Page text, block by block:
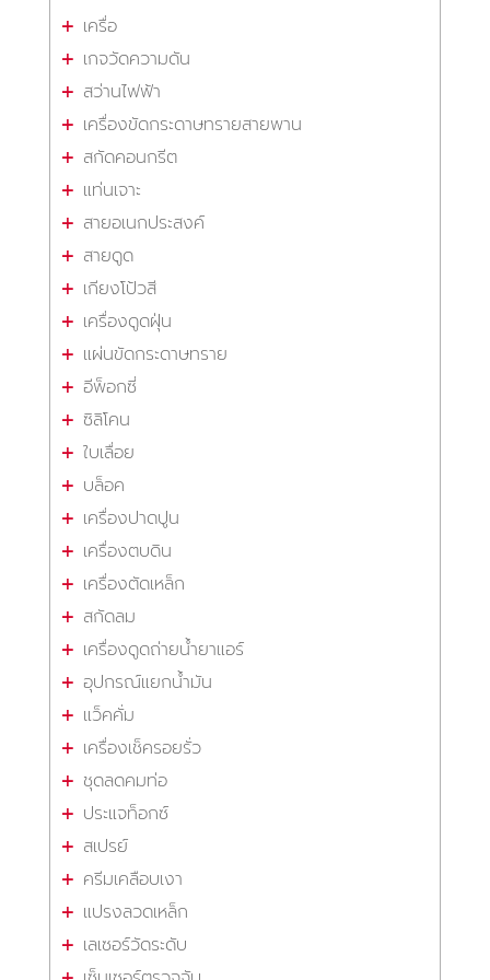
เครื่อ
เกจวัดความดัน
สว่านไฟฟ้า
เครื่องขัดกระดาษทรายสายพาน
สกัดคอนกรีต
แท่นเจาะ
สายอเนกประสงค์
สายดูด
เกียงโป้วสี
เครื่องดูดฝุ่น
แผ่นขัดกระดาษทราย
อีพ็อกซี่
ซิลิโคน
ใบเลื่อย
บล็อค
เครื่องปาดปูน
เครื่องตบดิน
เครื่องตัดเหล็ก
สกัดลม
เครื่องดูดถ่ายน้ำยาแอร์
อุปกรณ์แยกน้ำมัน
แว็คคั่ม
เครื่องเช็ครอยรั่ว
ชุดลดคมท่อ
ประแจท็อกซ์
สเปรย์
ครีมเคลือบเงา
แปรงลวดเหล็ก
เลเซอร์วัดระดับ